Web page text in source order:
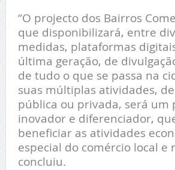
“O projecto dos Bairros
que disponibilizará, entre
medidas, plataformas
última geração, de
de tudo o que se passa na
suas múltiplas atividades,
pública ou privada, será um
inovador e diferenciador,
beneficiar as atividades
especial do comércio local e
concluiu.